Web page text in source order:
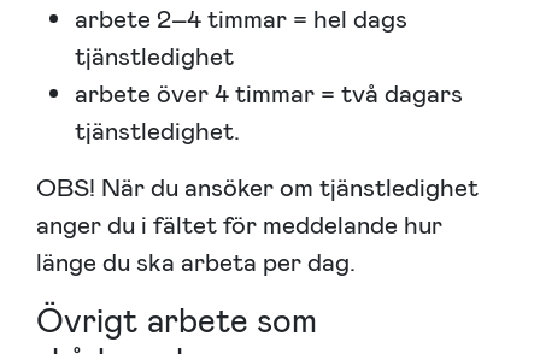
arbete 2–4 timmar = hel dags
tjänstledighet
arbete över 4 timmar = två dagars
tjänstledighet.
OBS! När du ansöker om tjänstledighet
anger du i fältet för meddelande hur
länge du ska arbeta per dag.
Övrigt arbete som